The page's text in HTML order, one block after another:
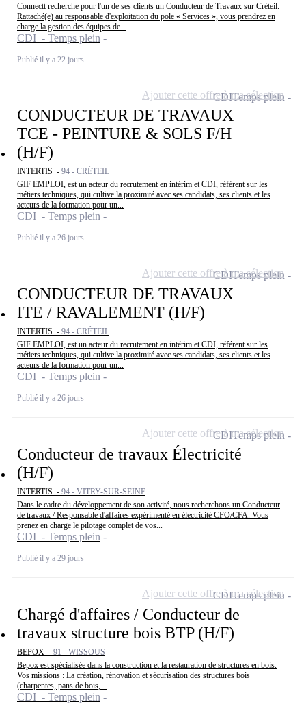
Connectt recherche pour l'un de ses clients un Conducteur de Travaux sur Créteil.
Rattaché(e) au responsable d'exploitation du pole « Services », vous prendrez en
charge la gestion des équipes de...
CDI - Temps plein
Publié il y a 22 jours
CONDUCTEUR DE TRAVAUX
TCE - PEINTURE & SOLS F/H
(H/F)
INTERTIS - 94 - CRÉTEIL
GIF EMPLOI, est un acteur du recrutement en intérim et CDI, référent sur les
métiers techniques, qui cultive la proximité avec ses candidats, ses clients et les
acteurs de la formation pour un...
CDI - Temps plein
Publié il y a 26 jours
CDITemps plein
Ajouter cette offre à ma sélection
CONDUCTEUR DE TRAVAUX
ITE / RAVALEMENT (H/F)
INTERTIS - 94 - CRÉTEIL
GIF EMPLOI, est un acteur du recrutement en intérim et CDI, référent sur les
métiers techniques, qui cultive la proximité avec ses candidats, ses clients et les
acteurs de la formation pour un...
CDI - Temps plein
Publié il y a 26 jours
CDITemps plein
Ajouter cette offre à ma sélection
Conducteur de travaux Électricité
(H/F)
INTERTIS - 94 - VITRY-SUR-SEINE
Dans le cadre du développement de son activité, nous recherchons un Conducteur
de travaux / Responsable d'affaires expérimenté en électricité CFO/CFA. Vous
prenez en charge le pilotage complet de vos...
CDI - Temps plein
Publié il y a 29 jours
CDITemps plein
Ajouter cette offre à ma sélection
Chargé d'affaires / Conducteur de
travaux structure bois BTP (H/F)
BEPOX - 91 - WISSOUS
Bepox est spécialisée dans la construction et la restauration de structures en bois.
Vos missions : La création, rénovation et sécurisation des structures bois
(charpentes, pans de bois,...
CDI - Temps plein
CDITemps plein
Ajouter cette offre à ma sélection